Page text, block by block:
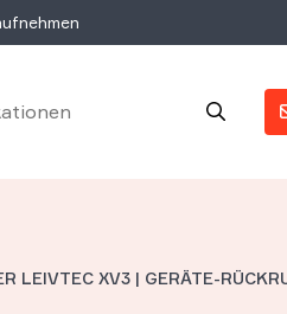
LEIVTEC XV3 | GERÄTE-